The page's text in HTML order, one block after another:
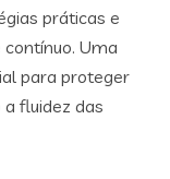
práticas e
Uma
para proteger
fluidez das